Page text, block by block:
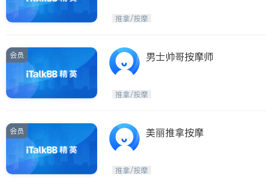
推拿/按摩
会员 男士帅哥按摩师
推拿/按摩
会员 美丽推拿按摩
推拿/按摩